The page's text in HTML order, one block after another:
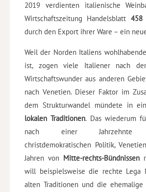
2019 verdienten italienische
Wirtschaftszeitung Handelsblatt 458
durch den Export ihrer Ware – ein
Weil der Norden Italiens
ist, zogen viele Italiener nach
Wirtschaftswunder aus anderen
nach Venetien. Dieser Faktor im
dem Strukturwandel mündete in
lokalen Traditionen. Das wiederum
nach einer Jahrzehnte
christdemokratischen Politik,
Jahren von Mitte-rechts-Bündnissen
will beispielsweise die rechte Lega
alten Traditionen und die ehemalige